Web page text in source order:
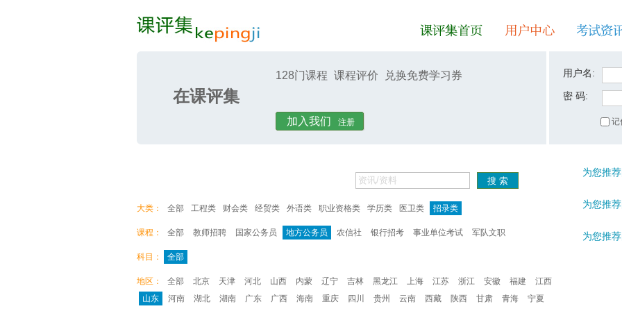
课评集 考试资讯
在课评集
128门课程 课程评价 兑换免费学习券
加入我们 注册
用户名:
密 码:
记
大类： 全部 工程类 财会类 经贸类 外语类 职业资格类 学历类 医卫类 招录类
课程： 全部 教师招聘 国家公务员 地方公务员 农信社 银行招考 事业单位考试 军队文职
科目： 全部
地区： 全部 北京 天津 河北 山西 内蒙 辽宁 吉林 黑龙江 上海 江苏 浙江 安徽 福建
江西
山东
河南 湖北 湖南 广东 广西 海南 重庆 四川 贵州 云南 西藏 陕西 甘肃 青海 宁夏
为您推
为您推
为您推